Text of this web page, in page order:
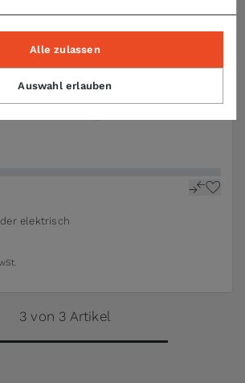
elektrisch
3 von 3 Artikel
Auswahl erlauben
Alle zulassen